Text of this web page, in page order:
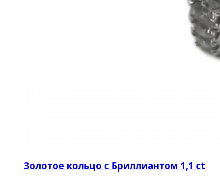
Золотое кольцо с Бриллиантом 1,1 ct